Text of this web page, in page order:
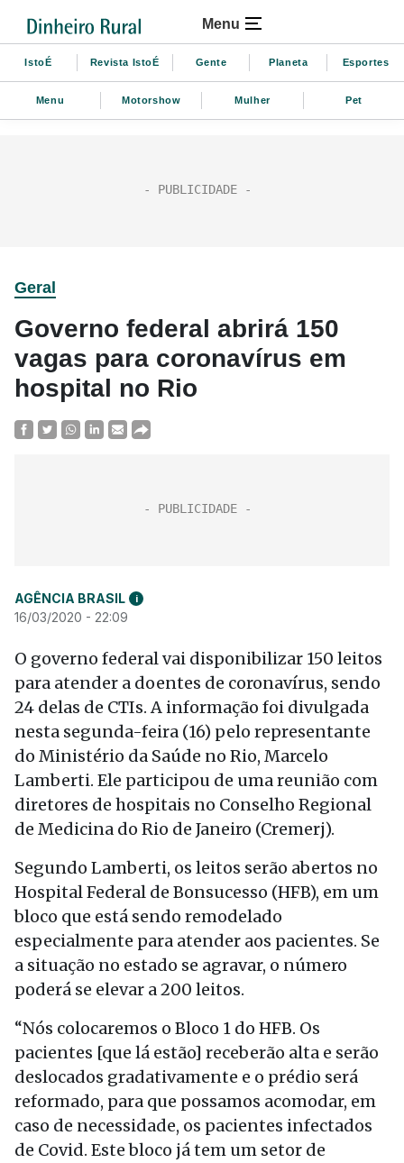
Menu
IstoÉ Revista IstoÉ Gente Planeta Esportes
Menu Motorshow Mulher Pet
Geral
Governo federal abrirá 150
vagas para coronavírus em
hospital no Rio
AGÊNCIA BRASIL i
16/03/2020 - 22:09
O governo federal vai disponibilizar 150 leitos
para atender a doentes de coronavírus, sendo
24 delas de CTIs. A informação foi divulgada
nesta segunda-feira (16) pelo representante
do Ministério da Saúde no Rio, Marcelo
Lamberti. Ele participou de uma reunião com
diretores de hospitais no Conselho Regional
de Medicina do Rio de Janeiro (Cremerj).
Segundo Lamberti, os leitos serão abertos no
Hospital Federal de Bonsucesso (HFB), em um
bloco que está sendo remodelado
especialmente para atender aos pacientes. Se
a situação no estado se agravar, o número
poderá se elevar a 200 leitos.
“Nós colocaremos o Bloco 1 do HFB. Os
pacientes [que lá estão] receberão alta e serão
deslocados gradativamente e o prédio será
reformado, para que possamos acomodar, em
caso de necessidade, os pacientes infectados
de Covid. Este bloco já tem um setor de